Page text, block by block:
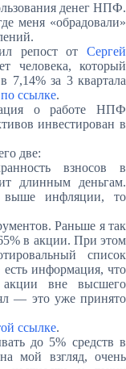
денег НПФ.
меня «обрадовали»
репост от Сергей
человека, который
7,14% за 3 квартала
по ссылке.
о работе НПФ
инвестирован в
две:
взносов в
длинным деньгам.
выше инфляции, то
Раньше я так
в акции. При этом
список
информация, что
вне высшего
— это уже принято
ссылке.
до 5% средств в
мой взгляд, очень